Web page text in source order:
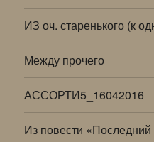
ИЗ оч. старенького (к
Между прочего
АССОРТИ5_16042016
Из повести